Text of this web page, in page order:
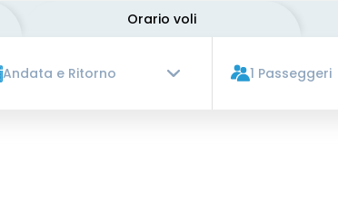
Orario voli
Andata e Ritorno 1 Passeggeri